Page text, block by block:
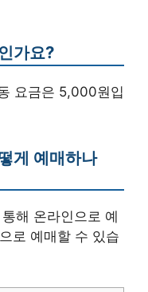
가요?
요금은 5,000원입
게 예매하나
해 온라인으로 예
로 예매할 수 있습